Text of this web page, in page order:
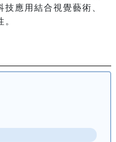
應用結合視覺藝術、